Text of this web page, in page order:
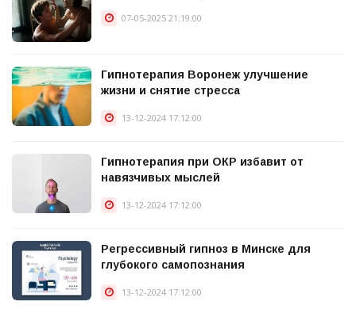
07-05-2025 21:19:00
Гипнотерапия Воронеж улучшение
жизни и снятие стресса
13-12-2024 17:12:00
Гипнотерапия при ОКР избавит от
навязчивых мыслей
13-12-2024 17:12:00
Регрессивный гипноз в Минске для
глубокого самопознания
13-12-2024 17:12:00